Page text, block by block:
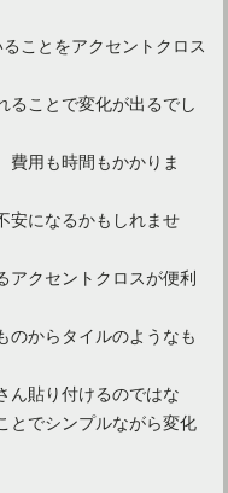
ことをアクセントクロス
ることで変化が出るでし
費用も時間もかかりま
安になるかもしれませ
アクセントクロスが便利
のからタイルのようなも
ん貼り付けるのではな
とでシンプルながら変化